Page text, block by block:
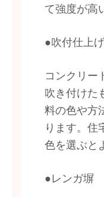
て強度が高
●吹付仕上
コンクリー
吹き付けた
料の色や方
ります。住
色を選ぶと
●レンガ塀